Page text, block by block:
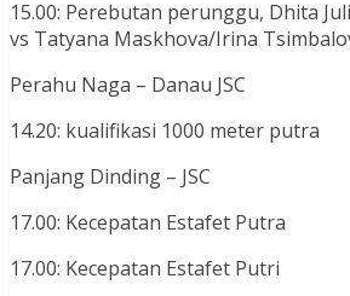
15.00: Perebutan perunggu, Dhita
vs Tatyana Maskhova/Irina
Perahu Naga – Danau JSC
14.20: kualifikasi 1000 meter putra
Panjang Dinding – JSC
17.00: Kecepatan Estafet Putra
17.00: Kecepatan Estafet Putri